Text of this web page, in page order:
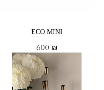
ECO MINI
600 ₪